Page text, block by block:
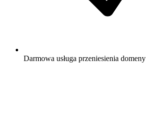
Darmowa usługa przeniesienia domeny